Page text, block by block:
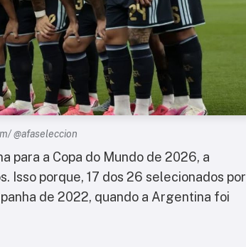
@afaseleccion
para a Copa do Mundo de 2026, a
Isso porque, 17 dos 26 selecionados por
de 2022, quando a Argentina foi